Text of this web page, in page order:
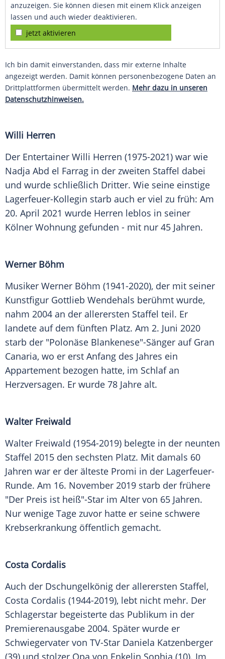
anzuzeigen. Sie können diesen mit einem Klick anzeigen
lassen und auch wieder deaktivieren.
jetzt aktivieren
Ich bin damit einverstanden, dass mir externe Inhalte
angezeigt werden. Damit können personenbezogene Daten an
Drittplattformen übermittelt werden. Mehr dazu in unseren
Datenschutzhinweisen.
Willi Herren
Der Entertainer Willi Herren (1975-2021) war wie
Nadja Abd el Farrag in der zweiten Staffel dabei
und wurde schließlich Dritter. Wie seine einstige
Lagerfeuer-Kollegin starb auch er viel zu früh: Am
20. April 2021 wurde Herren leblos in seiner
Kölner Wohnung gefunden - mit nur 45 Jahren.
Werner Böhm
Musiker Werner Böhm (1941-2020), der mit seiner
Kunstfigur Gottlieb Wendehals berühmt wurde,
nahm 2004 an der allerersten Staffel teil. Er
landete auf dem fünften Platz. Am 2. Juni 2020
starb der "Polonäse Blankenese"-Sänger auf Gran
Canaria, wo er erst Anfang des Jahres ein
Appartement bezogen hatte, im Schlaf an
Herzversagen. Er wurde 78 Jahre alt.
Walter Freiwald
Walter Freiwald (1954-2019) belegte in der neunten
Staffel 2015 den sechsten Platz. Mit damals 60
Jahren war er der älteste Promi in der Lagerfeuer-
Runde. Am 16. November 2019 starb der frühere
"Der Preis ist heiß"-Star im Alter von 65 Jahren.
Nur wenige Tage zuvor hatte er seine schwere
Krebserkrankung öffentlich gemacht.
Costa Cordalis
Auch der Dschungelkönig der allerersten Staffel,
Costa Cordalis (1944-2019), lebt nicht mehr. Der
Schlagerstar begeisterte das Publikum in der
Premierenausgabe 2004. Später wurde er
Schwiegervater von TV-Star Daniela Katzenberger